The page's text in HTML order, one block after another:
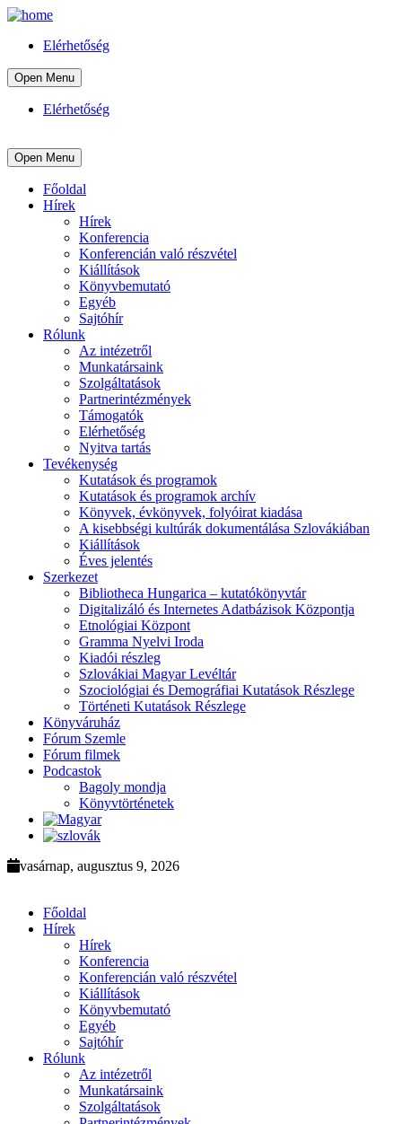
Elérhetőség
Open Menu
Elérhetőség
Open Menu
Főoldal
Hírek
Hírek
Konferencia
Konferencián való részvétel
Kiállítások
Könyvbemutató
Egyéb
Sajtóhír
Rólunk
Az intézetről
Munkatársaink
Szolgáltatások
Partnerintézmények
Támogatók
Elérhetőség
Nyitva tartás
Tevékenység
Kutatások és programok
Kutatások és programok archív
Könyvek, évkönyvek, folyóirat kiadása
A kisebbségi kultúrák dokumentálása Szlovákiában
Kiállítások
Éves jelentés
Szerkezet
Bibliotheca Hungarica – kutatókönyvtár
Digitalizáló és Internetes Adatbázisok Központja
Etnológiai Központ
Gramma Nyelvi Iroda
Kiadói részleg
Szlovákiai Magyar Levéltár
Szociológiai és Demográfiai Kutatások Részlege
Történeti Kutatások Részlege
Könyváruház
Fórum Szemle
Fórum filmek
Podcastok
Bagoly mondja
Könyvtörténetek
vasárnap, augusztus 9, 2026
Főoldal
Hírek
Hírek
Konferencia
Konferencián való részvétel
Kiállítások
Könyvbemutató
Egyéb
Sajtóhír
Rólunk
Az intézetről
Munkatársaink
Szolgáltatások